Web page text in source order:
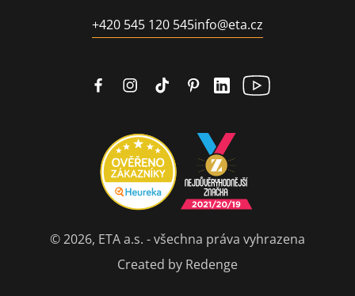
+420 545 120 545info@eta.cz
© 2026, ETA a.s. - všechna práva vyhrazena
Created by Redenge